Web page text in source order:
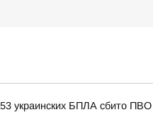
украинских БПЛА сбито